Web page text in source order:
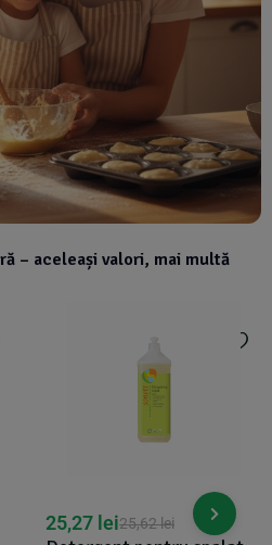
– aceleași valori, mai multă
25,62lei
25,27 lei